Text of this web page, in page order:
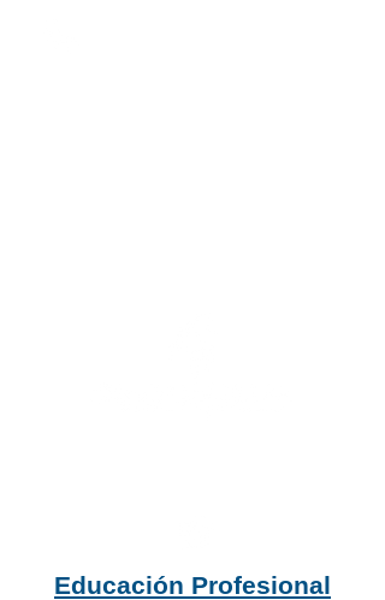
Educación Profesional